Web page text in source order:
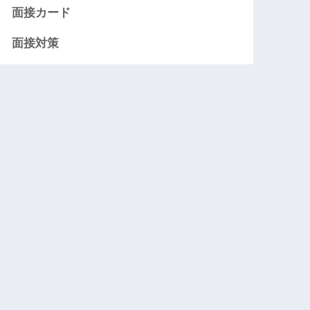
面接カード
面接対策